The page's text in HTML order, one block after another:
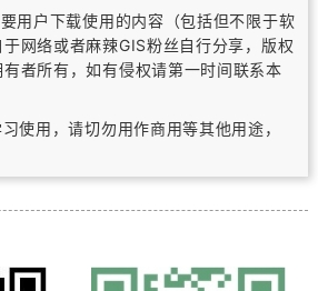
用户下载使用的内容（包括但不限于软
于网络或者麻辣GIS粉丝自行分享，版权
有者所有，如有侵权请第一时间联系本
使用，请切勿用作商用等其他用途，